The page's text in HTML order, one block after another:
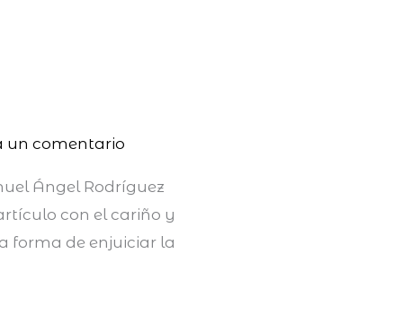
un comentario
Ángel Rodríguez
con el cariño y
forma de enjuiciar la